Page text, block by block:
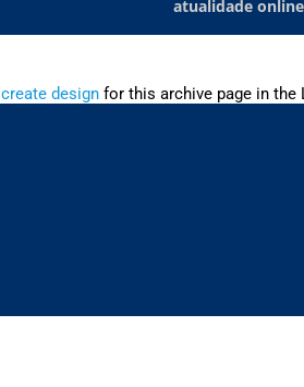
atualidade
create designfor this archive page in the